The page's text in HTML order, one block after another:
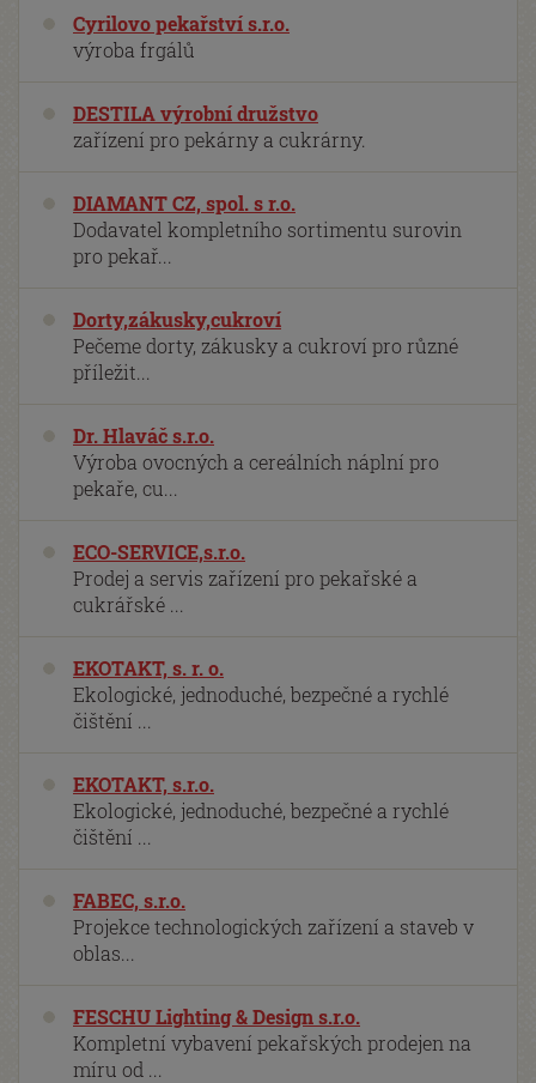
Cyrilovo pekařství s.r.o.
výroba frgálů
DESTILA výrobní družstvo
zařízení pro pekárny a cukrárny.
DIAMANT CZ, spol. s r.o.
Dodavatel kompletního sortimentu surovin
pro pekař...
Dorty,zákusky,cukroví
Pečeme dorty, zákusky a cukroví pro různé
příležit...
Dr. Hlaváč s.r.o.
Výroba ovocných a cereálních náplní pro
pekaře, cu...
ECO-SERVICE,s.r.o.
Prodej a servis zařízení pro pekařské a
cukrářské ...
EKOTAKT, s. r. o.
Ekologické, jednoduché, bezpečné a rychlé
čištění ...
EKOTAKT, s.r.o.
Ekologické, jednoduché, bezpečné a rychlé
čištění ...
FABEC, s.r.o.
Projekce technologických zařízení a staveb v
oblas...
FESCHU Lighting & Design s.r.o.
Kompletní vybavení pekařských prodejen na
míru od ...